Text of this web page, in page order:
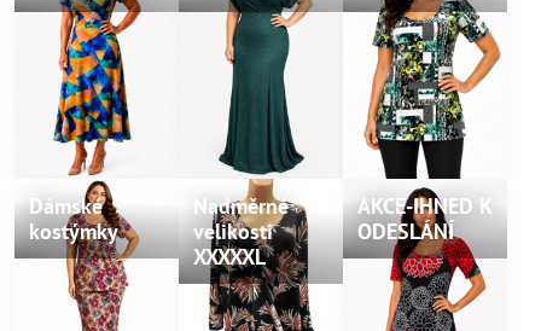
Dámské
kostýmky
Nadměrné
velikosti
XXXXXL
AKCE-IHNED K
ODESLÁNÍ